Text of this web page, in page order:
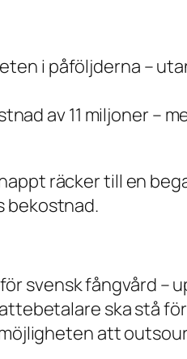
i påföljderna –
av 11 miljoner –
räcker till en
bekostnad.
svensk fångvård –
ska stå
att